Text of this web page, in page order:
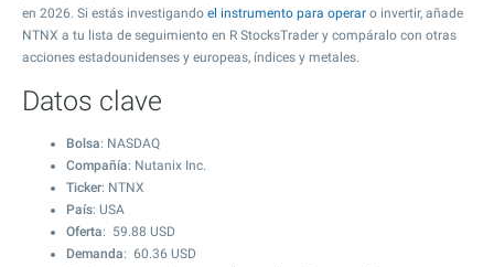
en 2026. Si estás investigando el instrumento para operar o invertir, añade
NTNX a tu lista de seguimiento en R StocksTrader y compáralo con otras
acciones estadounidenses y europeas, índices y metales.
Datos clave
Bolsa: NASDAQ
Compañía: Nutanix Inc.
Ticker: NTNX
País: USA
Oferta: 59.88 USD
Demanda: 60.36 USD